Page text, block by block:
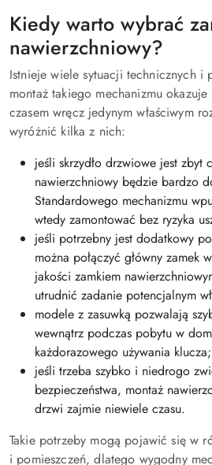
Kiedy warto wybrać
nawierzchniowy?
Istnieje wiele sytuacji technicznych i
montaż takiego mechanizmu
czasem wręcz jedynym właściwym
wyróżnić kilka z nich:
jeśli skrzydło drzwiowe jest zbyt
nawierzchniowy będzie bardzo
Standardowego mechanizmu
wtedy zamontować bez ryzyka
jeśli potrzebny jest dodatkowy
można połączyć główny zamek
jakości zamkiem
utrudnić zadanie potencjalnym
modele z zasuwką pozwalają
wewnątrz podczas pobytu w
każdorazowego używania klucza;
jeśli trzeba szybko i niedrogo
bezpieczeństwa, montaż
drzwi zajmie niewiele czasu.
Takie potrzeby mogą pojawić się w
i pomieszczeń, dlatego wygodny